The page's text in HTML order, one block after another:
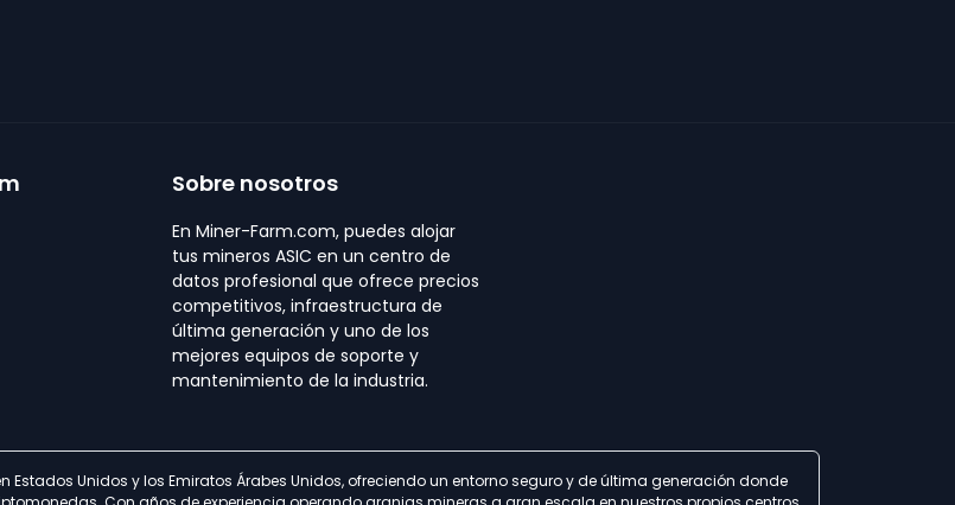
Sobre nosotros
En Miner-Farm.com, puedes alojar
tus mineros ASIC en un centro de
datos profesional que ofrece precios
competitivos, infraestructura de
última generación y uno de los
mejores equipos de soporte y
mantenimiento de la industria.
Unidos y los Emiratos Árabes Unidos, ofreciendo un entorno seguro y de última generación donde